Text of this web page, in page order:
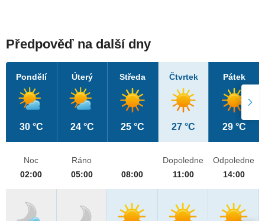
Předpověď na další dny
Pondělí
30 °C
Úterý
24 °C
Středa
25 °C
Čtvrtek
27 °C
Pátek
29 °C
Noc
02:00
Ráno
05:00
08:00
Dopoledne
11:00
Odpoledne
14:00